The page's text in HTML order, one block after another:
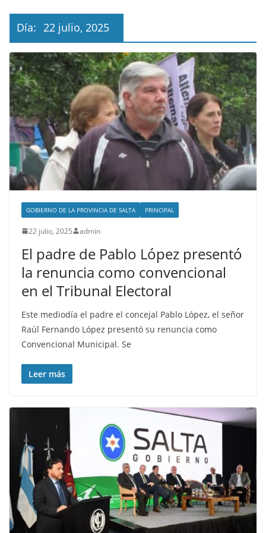
Día: 22 julio, 2025
GOBIERNO DE LA PROVINCIA DE SALTA PRINCIPAL
22 julio, 2025 admin
El padre de Pablo López presentó
la renuncia como convencional
en el Tribunal Electoral
Este mediodía el padre el concejal Pablo López, el señor
Raúl Fernando López presentó su renuncia como
Convencional Municipal. Se
Leer más